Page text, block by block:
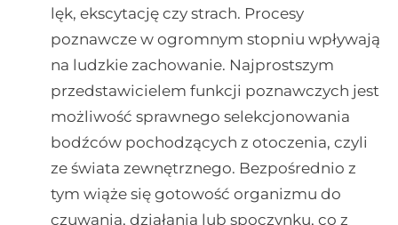
lęk, ekscytację czy strach. Procesy
poznawcze w ogromnym stopniu wpływają
na ludzkie zachowanie. Najprostszym
przedstawicielem funkcji poznawczych jest
możliwość sprawnego selekcjonowania
bodźców pochodzących z otoczenia, czyli
ze świata zewnętrznego. Bezpośrednio z
tym wiąże się gotowość organizmu do
czuwania, działania lub spoczynku, co z